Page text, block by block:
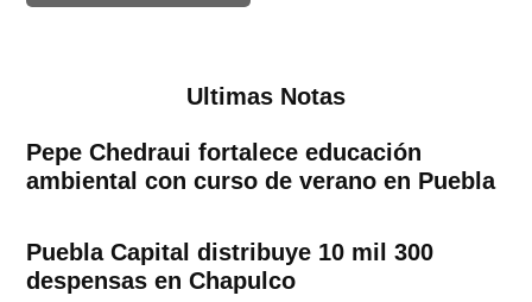
Ultimas Notas
Pepe Chedraui fortalece educación
ambiental con curso de verano en Puebla
Puebla Capital distribuye 10 mil 300
despensas en Chapulco